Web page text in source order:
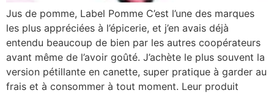
Jus de pomme, Label Pomme C’est l’une des marques
les plus appréciées à l’épicerie, et j’en avais déjà
entendu beaucoup de bien par les autres coopérateurs
avant même de l’avoir goûté. J’achète le plus souvent la
version pétillante en canette, super pratique à garder au
frais et à consommer à tout moment. Leur produit